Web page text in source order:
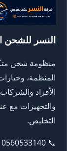
النسر للشحن
منظومة شحن
المنظمة،
الأفراد
والتجهيزات مع
التخليص.
📞
0560533140